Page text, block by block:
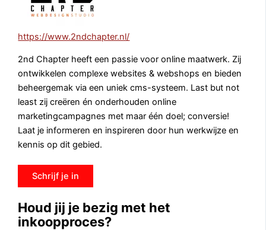
https://www.2ndchapter.nl/
2nd Chapter heeft een passie voor online maatwerk. Zij
ontwikkelen complexe websites & webshops en bieden
beheergemak via een uniek cms-systeem. Last but not
least zij creëren én onderhouden online
marketingcampagnes met maar één doel; conversie!
Laat je informeren en inspireren door hun werkwijze en
kennis op dit gebied.
Schrijf je in
Houd jij je bezig met het
inkoopproces?